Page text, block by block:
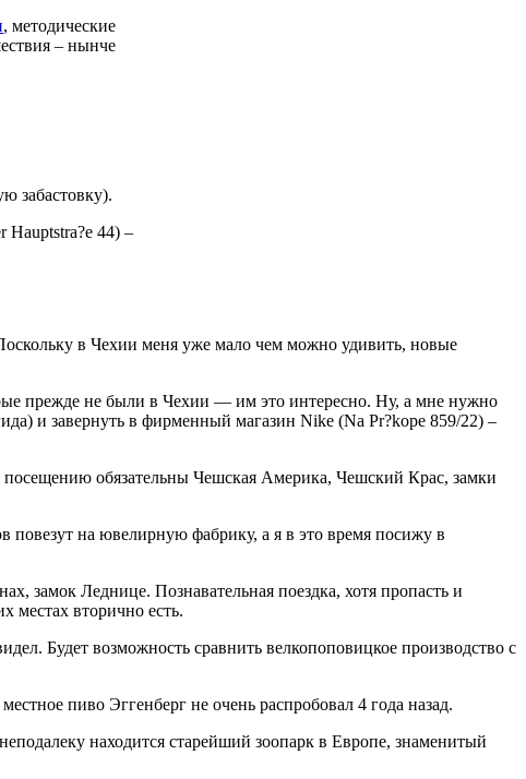
, методические
– нынче
забастовку).
44) –
в Чехии меня уже мало чем можно удивить, новые
прежде не были в Чехии — им это интересно. Ну, а мне нужно
и завернуть в фирменный магазин Nike (Na Pr?kope 859/22) –
обязательны Чешская Америка, Чешский Крас, замки
повезут на ювелирную фабрику, а я в это время посижу в
замок Леднице. Познавательная поездка, хотя пропасть и
местах вторично есть.
Будет возможность сравнить велкопоповицкое производство с
пиво Эггенберг не очень распробовал 4 года назад.
находится старейший зоопарк в Европе, знаменитый